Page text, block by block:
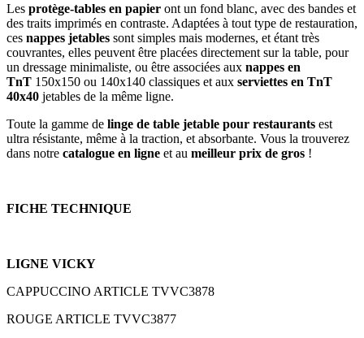
Les protège-tables en papier ont un fond blanc, avec des bandes et
des traits imprimés en contraste. Adaptées à tout type de restauration,
ces nappes jetables sont simples mais modernes, et étant très
couvrantes, elles peuvent être placées directement sur la table, pour
un dressage minimaliste, ou être associées aux nappes en
TnT 150x150 ou 140x140 classiques et aux serviettes en TnT
40x40 jetables de la même ligne.
Toute la gamme de linge de table jetable pour restaurants est
ultra résistante, même à la traction, et absorbante. Vous la trouverez
dans notre catalogue en ligne et au meilleur prix de gros !
FICHE TECHNIQUE
LIGNE VICKY
CAPPUCCINO ARTICLE TVVC3878
ROUGE ARTICLE TVVC3877